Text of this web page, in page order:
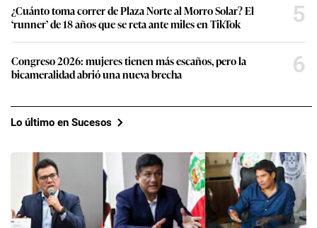
¿Cuánto toma correr de Plaza Norte al Morro Solar? El
‘runner’ de 18 años que se reta ante miles en TikTok
5
Congreso 2026: mujeres tienen más escaños, pero la
bicameralidad abrió una nueva brecha
6
Lo último en Sucesos